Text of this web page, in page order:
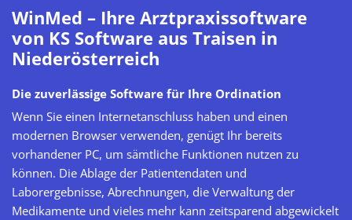
WinMed – Ihre Arztpraxissoftware
von KS Software aus Traisen in
Niederösterreich
Die zuverlässige Software für Ihre Ordination
Wenn Sie einen Internetanschluss haben und einen
modernen Browser verwenden, genügt Ihr bereits
vorhandener PC, um sämtliche Funktionen nutzen zu
können. Die Ablage der Patientendaten und
Laborergebnisse, Abrechnungen, die Verwaltung der
Medikamente und vieles mehr kann zeitsparend abgewickelt